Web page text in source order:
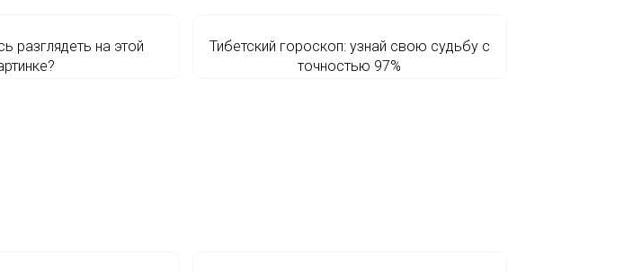
разглядеть на этой
Тибетский гороскоп: узнай свою судьбу с
точностью 97%